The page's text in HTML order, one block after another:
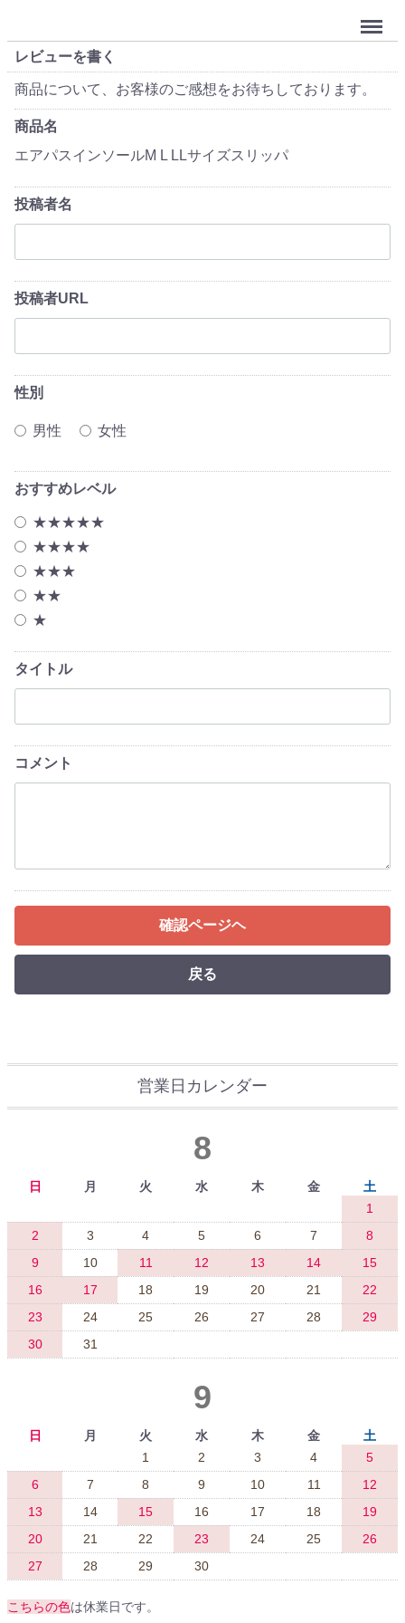
Menu
レビューを書く
商品について、お客様のご感想をお待ちしております。
商品名
エアパスインソールM L LLサイズスリッパ
投稿者名
投稿者URL
性別
男性 女性
おすすめレベル
★★★★★
★★★★
★★★
★★
★
タイトル
コメント
確認ページヘ
戻る
営業日カレンダー
8
日 月 火 水 木 金
土
1
2
3 4 5 6 7
8
9
10 11 12 13 14
15
16
17 18 19 20 21
22
23
24 25 26 27 28
29
30
31
9
日 月 火 水 木 金
土
1
2 3 4
5
6
7 8 9 10 11
12
13
14 15 16 17 18
19
20
21 22 23 24 25
26
27
28 29 30
こちらの色は休業日です。